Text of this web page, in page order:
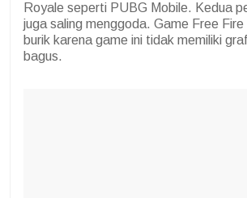
Royale seperti PUBG Mobile. Kedua
juga saling menggoda. Game Free
burik karena game ini tidak memiliki
bagus.